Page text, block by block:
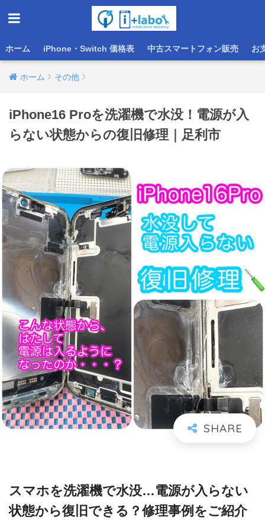
ホーム iPhone・Switch 価格表 中古スマートフォン販売 お
ホーム その他
iPhone16 Proを洗濯機で水没！電源が入
らない状態からの復旧修理｜足利市
スマホを洗濯機で水没…電源が入らない
状態から復旧できる？修理事例をご紹介